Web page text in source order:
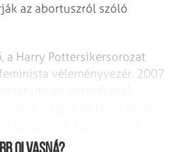
az abortuszról szóló
a Harry Pottersikersorozat
véleményvezér. 2007